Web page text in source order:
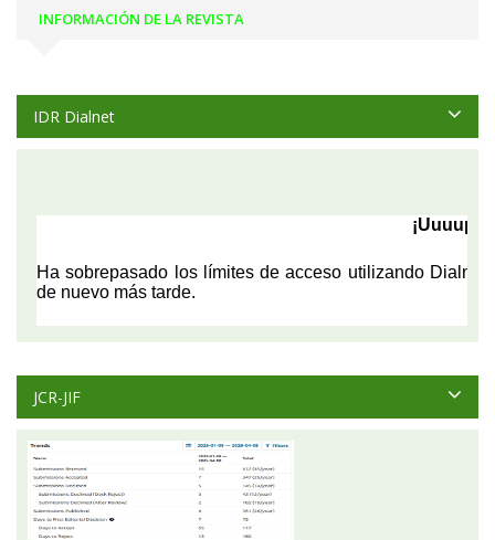
INFORMACIÓN DE LA REVISTA
IDR Dialnet
JCR-JIF